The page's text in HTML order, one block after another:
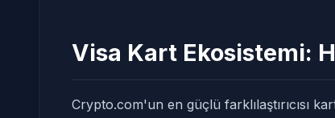
Visa Kart Ekosistemi:
Crypto.com'un en güçlü farklılaştırıcısı